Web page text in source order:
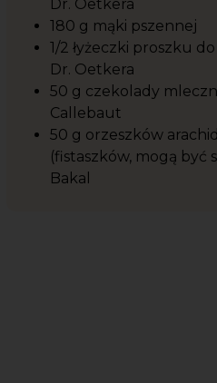
Dr. Oetkera
180 g mąki pszennej
1/2 łyżeczki proszku
Dr. Oetkera
50 g czekolady
Callebaut
50 g orzeszków
(fistaszków, mogą być
Bakal